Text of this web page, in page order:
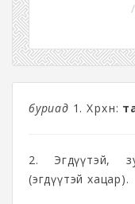
буриад 1. Хөөрхөн:
2. Эгдүүтэй,
(эгдүүтэй хацар).